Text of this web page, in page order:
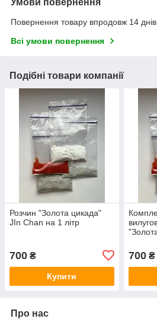
Умови повернення
Повернення товару впродовж 14
Всі умови повернення
Подібні товари компанії
Розчин "Золота цикада"
JIn Chan на 1 літр
700 ₴
Купити
700₴
Про нас